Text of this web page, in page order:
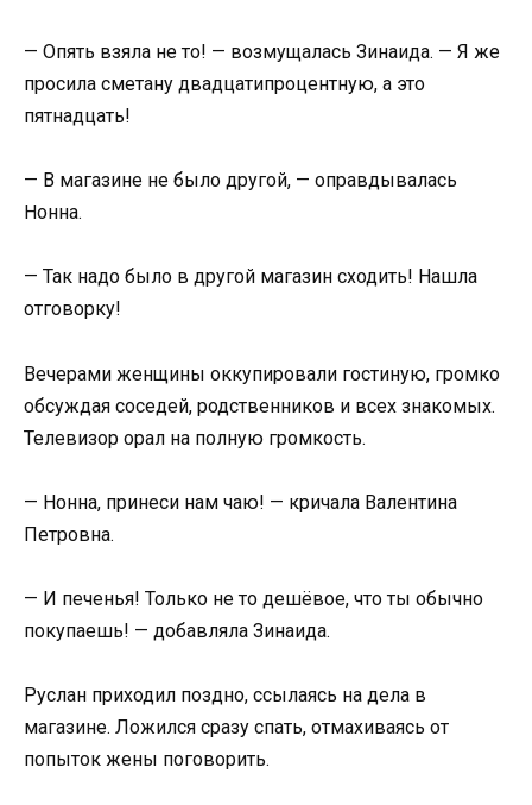
— Опять взяла не то! — возмущалась Зинаида. — Я же
просила сметану двадцатипроцентную, а это
пятнадцать!
— В магазине не было другой, — оправдывалась
Нонна.
— Так надо было в другой магазин сходить! Нашла
отговорку!
Вечерами женщины оккупировали гостиную, громко
обсуждая соседей, родственников и всех знакомых.
Телевизор орал на полную громкость.
— Нонна, принеси нам чаю! — кричала Валентина
Петровна.
— И печенья! Только не то дешёвое, что ты обычно
покупаешь! — добавляла Зинаида.
Руслан приходил поздно, ссылаясь на дела в
магазине. Ложился сразу спать, отмахиваясь от
попыток жены поговорить.